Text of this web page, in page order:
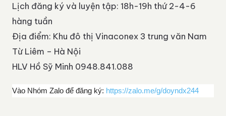
Lịch đăng ký và luyện tập: 18h-19h thứ 2-4-6
hàng tuần
Địa điểm: Khu đô thị Vinaconex 3 trung văn Nam
Từ Liêm – Hà Nội
HLV Hồ Sỹ Minh 0948.841.088
Vào Nhóm Zalo để đăng ký: https://zalo.me/g/doyndx244